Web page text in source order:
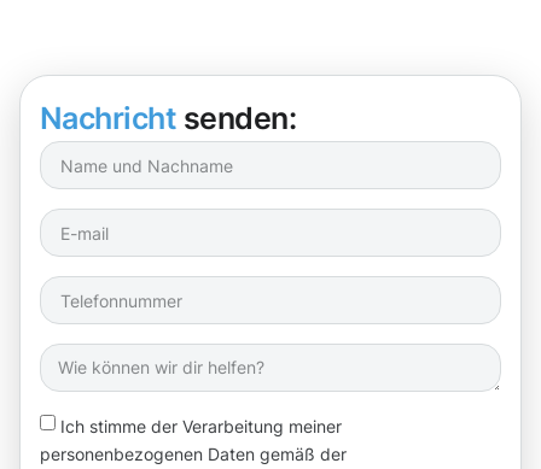
Nachricht senden:
Ich stimme der Verarbeitung meiner
personenbezogenen Daten gemäß der